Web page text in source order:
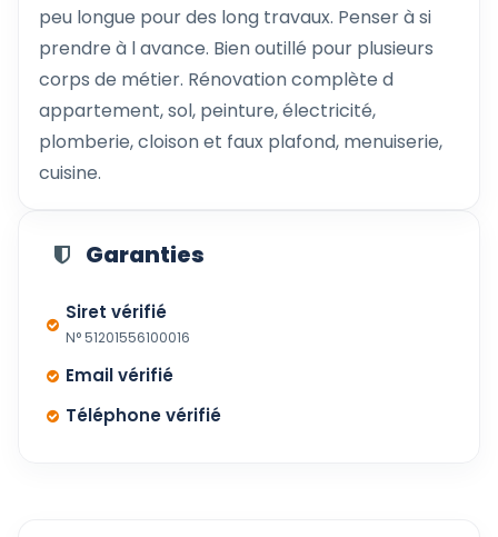
peu longue pour des long travaux. Penser à si
prendre à l avance. Bien outillé pour plusieurs
corps de métier. Rénovation complète d
appartement, sol, peinture, électricité,
plomberie, cloison et faux plafond, menuiserie,
cuisine.
Garanties
Siret vérifié
N° 51201556100016
Email vérifié
Téléphone vérifié